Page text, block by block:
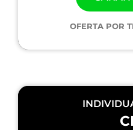
OFERTA POR